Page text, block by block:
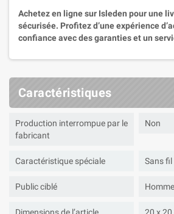
Achetez en ligne sur Isleden pour une
sécurisée. Profitez d’une expérience
confiance avec des garanties et un
Caractéristiques
Production interrompue par le
fabricant
Non
Caractéristique spéciale Sans fil
Public ciblé Homme
Dimensions de l’article 20 x